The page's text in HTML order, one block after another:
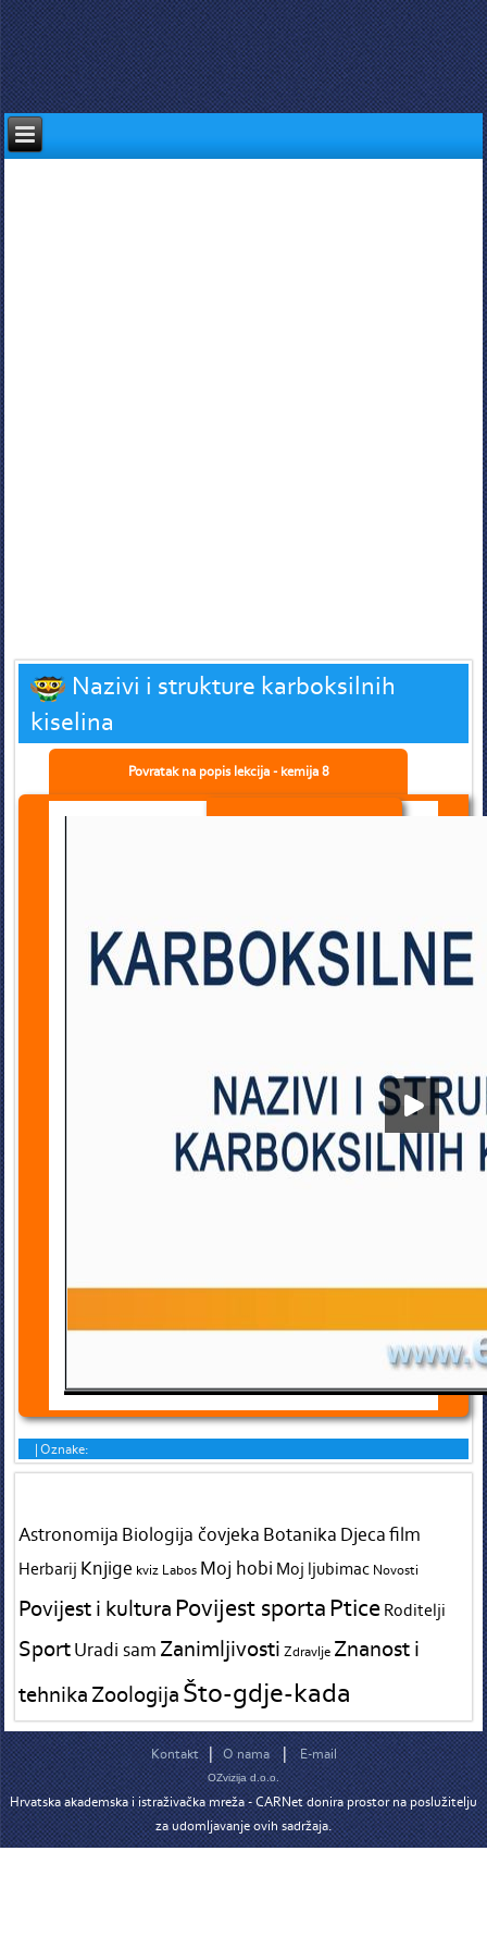
Nazivi i strukture karboksilnih
kiselina
Povratak na popis lekcija - kemija 8
Zapamti
Ponovi
Kviz
Forum
|Oznake:
Astronomija Biologija čovjeka Botanika Djeca film
Herbarij Knjige kviz Labos Moj hobi Moj ljubimac Novosti
Povijest i kultura Povijest sportaPtice Roditelji
SportUradi sam Zanimljivosti Zdravlje Znanost i
tehnika Zoologija Što-gdje-kada
Kontakt|O nama|E-mail
OZvizija d.o.o.
Hrvatska akademska i istraživačka mreža - CARNet donira prostor na poslužitelju
za udomljavanje ovih sadržaja.